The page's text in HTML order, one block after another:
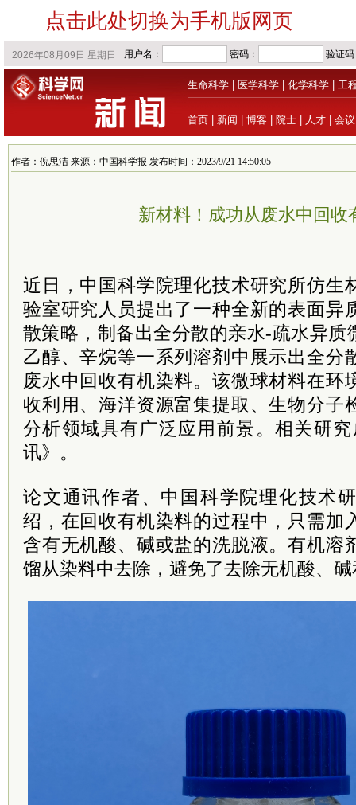
点击此处切换为手机版网页
生命科学 医学科学 化学科学 工
首页 新闻 博客 院士 人才 会议
作者：倪思洁 来源：中国科学报 发布时间：2023/9/21 14:50:05
新材料！成功从废水中回收
近日，中国科学院理化技术研究所仿生
验室研究人员提出了一种全新的表面异
散策略，制备出全分散的亲水-疏水异质
乙醇、辛烷等一系列溶剂中展示出全分
废水中回收有机染料。该微球材料在环
收利用、海洋资源富集提取、生物分子
分析领域具有广泛应用前景。相关研
讯》。
论文通讯作者、中国科学院理化技术
绍，在回收有机染料的过程中，只需加
含有无机酸、碱或盐的洗脱液。有机溶
馏从染料中去除，避免了去除无机酸、